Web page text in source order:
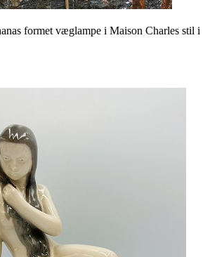
formet væglampe i Maison Charles stil i